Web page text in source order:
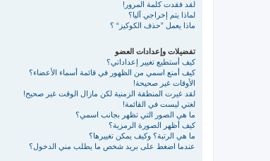
لقد فقدت كلمة المرور!
لماذا يتم إخراجي آليا؟
ماذا يعمل ”حذف الكوكيز“ ؟
تفضيلات وإعدادات العضو
كيف أستطيع تغيير إعداداتي؟
كيف أمنع اسمي من الظهور في قائمة أسماء الأعضاء؟
الأوقات غير صحيحة!
لقد غيرت المنطقة الزمنية لكن مازال الوقت غير صحيح!
لغتي ليست في القائمة!
ما هي الصور التي تظهر بجانب اسمي؟
كيف أظهر الصورة الرمزية؟
ما هي الرتبة؟ وكيف يمكن تغييرها؟
عندما اضغط على بريد شخص ما يطلب مني الدخول؟